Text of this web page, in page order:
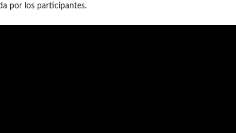
por los participantes.